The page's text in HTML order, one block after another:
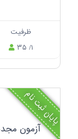
ظرفیت
۳۵ /۱
پایان ثبت نام